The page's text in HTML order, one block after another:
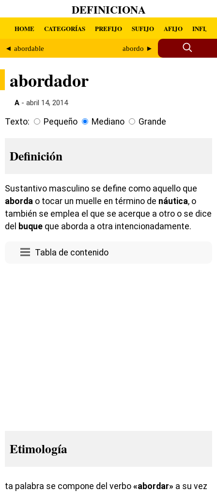
DEFINICIONA
HOME CATEGORÍAS PREFIJO SUFIJO AFIJO INFIJO
◄ abordable abordo ►
abordador
A - abril 14, 2014
Texto: Pequeño Mediano Grande
Definición
Sustantivo masculino se define como aquello que
aborda o tocar un muelle en término de náutica, o
también se emplea el que se acerque a otro o se dice
del buque que aborda a otra intencionadamente.
Tabla de contenido
Etimología
ta palabra se compone del verbo «abordar» a su vez